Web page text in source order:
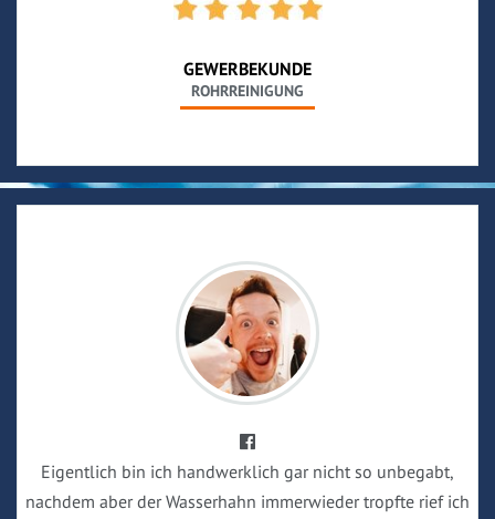
GEWERBEKUNDE
ROHRREINIGUNG
Eigentlich bin ich handwerklich gar nicht so unbegabt,
nachdem aber der Wasserhahn immerwieder tropfte rief ich